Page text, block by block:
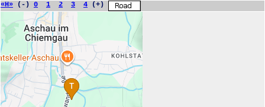
«H» (-) 0 1 2 3 4 (+)